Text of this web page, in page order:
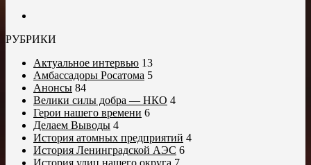
РУБРИКИ
Актуальное интервью 13
Амбассадоры Росатома 5
Анонсы 84
Велики силы добра — НКО 4
Герои нашего времени 6
Делаем Выводы 4
История атомных предприятий 4
История Ленинградской АЭС 6